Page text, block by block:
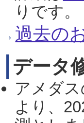
りです。
過去の
データ
アメダ
より、